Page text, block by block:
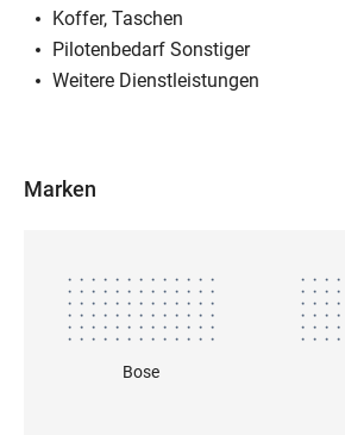
Koffer, Taschen
Pilotenbedarf Sonstiger
Weitere Dienstleistungen
Marken
Bose